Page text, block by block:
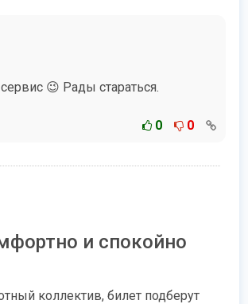
😉 Рады стараться.
0 0
и спокойно
коллектив, билет подберут